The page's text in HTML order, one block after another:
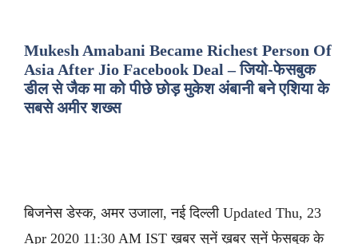
Mukesh Amabani Became Richest Person Of
Asia After Jio Facebook Deal – जियो-फेसबुक
डील से जैक मा को पीछे छोड़ मुकेश अंबानी बने एशिया के
सबसे अमीर शख्स
बिजनेस डेस्क, अमर उजाला, नई दिल्ली Updated Thu, 23
Apr 2020 11:30 AM IST ख़बर सुनें ख़बर सुनें फेसबुक के